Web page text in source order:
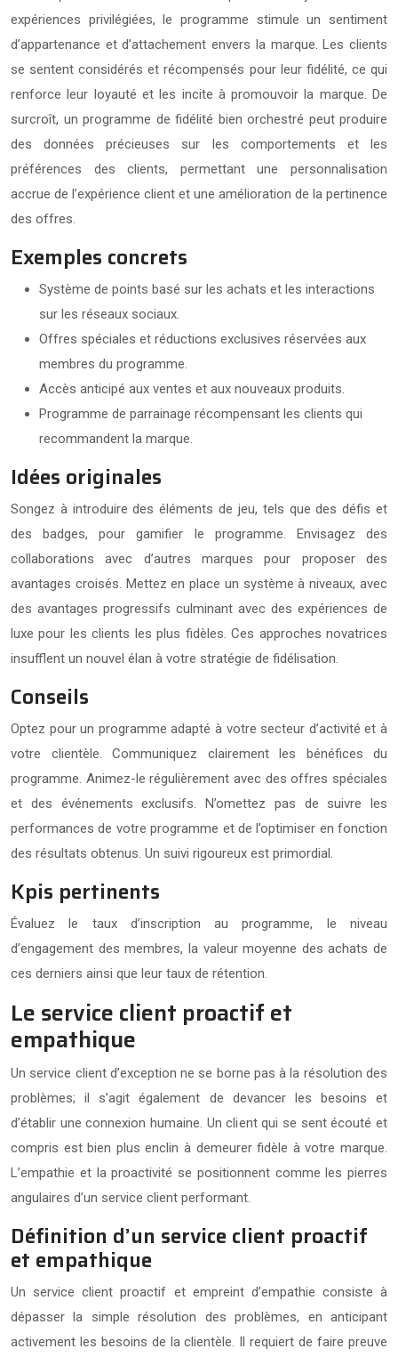
expériences privilégiées, le programme stimule un sentiment
d’appartenance et d’attachement envers la marque. Les clients
se sentent considérés et récompensés pour leur fidélité, ce qui
renforce leur loyauté et les incite à promouvoir la marque. De
surcroît, un programme de fidélité bien orchestré peut produire
des données précieuses sur les comportements et les
préférences des clients, permettant une personnalisation
accrue de l’expérience client et une amélioration de la pertinence
des offres.
Exemples concrets
Système de points basé sur les achats et les interactions
sur les réseaux sociaux.
Offres spéciales et réductions exclusives réservées aux
membres du programme.
Accès anticipé aux ventes et aux nouveaux produits.
Programme de parrainage récompensant les clients qui
recommandent la marque.
Idées originales
Songez à introduire des éléments de jeu, tels que des défis et
des badges, pour gamifier le programme. Envisagez des
collaborations avec d’autres marques pour proposer des
avantages croisés. Mettez en place un système à niveaux, avec
des avantages progressifs culminant avec des expériences de
luxe pour les clients les plus fidèles. Ces approches novatrices
insufflent un nouvel élan à votre stratégie de fidélisation.
Conseils
Optez pour un programme adapté à votre secteur d’activité et à
votre clientèle. Communiquez clairement les bénéfices du
programme. Animez-le régulièrement avec des offres spéciales
et des événements exclusifs. N’omettez pas de suivre les
performances de votre programme et de l’optimiser en fonction
des résultats obtenus. Un suivi rigoureux est primordial.
Kpis pertinents
Évaluez le taux d’inscription au programme, le niveau
d’engagement des membres, la valeur moyenne des achats de
ces derniers ainsi que leur taux de rétention.
Le service client proactif et
empathique
Un service client d’exception ne se borne pas à la résolution des
problèmes; il s’agit également de devancer les besoins et
d’établir une connexion humaine. Un client qui se sent écouté et
compris est bien plus enclin à demeurer fidèle à votre marque.
L’empathie et la proactivité se positionnent comme les pierres
angulaires d’un service client performant.
Définition d’un service client proactif
et empathique
Un service client proactif et empreint d’empathie consiste à
dépasser la simple résolution des problèmes, en anticipant
activement les besoins de la clientèle. Il requiert de faire preuve